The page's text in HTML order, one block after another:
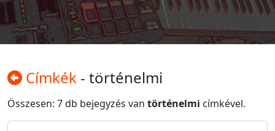
Címkék - történelmi
Összesen: 7 db bejegyzés van történelmi címkével.